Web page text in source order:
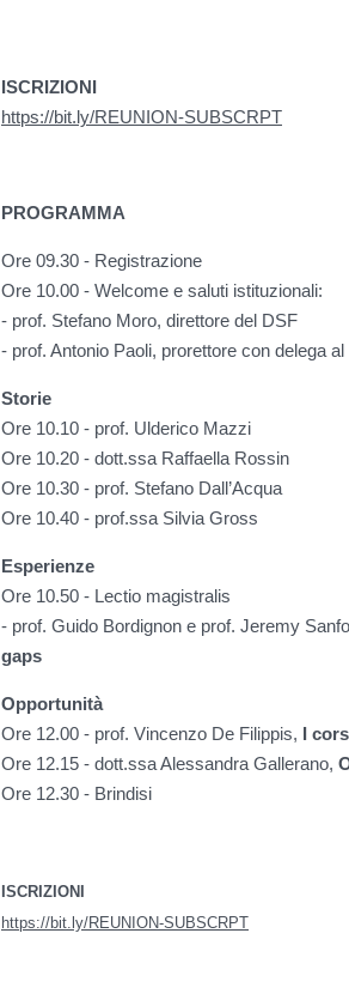
ISCRIZIONI
https://bit.ly/REUNION-SUBSCRPT
PROGRAMMA
Ore 09.30 - Registrazione
Ore 10.00 - Welcome e saluti istituzionali:
- prof. Stefano Moro, direttore del DSF
- prof. Antonio Paoli, prorettore con delega
Storie
Ore 10.10 - prof. Ulderico Mazzi
Ore 10.20 - dott.ssa Raffaella Rossin
Ore 10.30 - prof. Stefano Dall’Acqua
Ore 10.40 - prof.ssa Silvia Gross
Esperienze
Ore 10.50 - Lectio magistralis
- prof. Guido Bordignon e prof. Jeremy
gaps
Opportunità
Ore 12.00 - prof. Vincenzo De Filippis, I
Ore 12.15 - dott.ssa Alessandra Gallerano,
Ore 12.30 - Brindisi
ISCRIZIONI
https://bit.ly/REUNION-SUBSCRPT